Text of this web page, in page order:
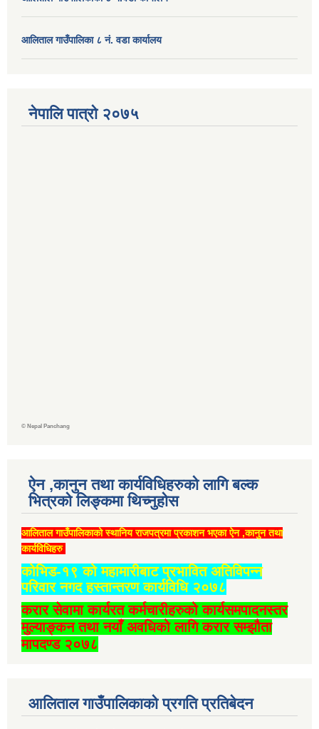
आलिताल गाउँपालिका ८ नं. वडा कार्यालय
नेपालि पात्रो २०७५
© Nepal Panchang
ऐन ,कानुन तथा कार्यविधिहरुको लागि बल्क
भित्रको लिङ्कमा थिच्‍नुहोस
आलिताल गाउँपालिकाको स्थानिय राजपत्रमा प्रकाशन भएका ऐन ,कानुन तथा
कार्यविधिहरु
कोभिड-१९ को महामारीबाट प्रभावित अतिविपन्न
परिवार नगद हस्तान्तरण कार्यविधि २०७८
करार सेवामा कार्यरत कर्मचारीहरुको कार्यसमपादनस्तर
मुल्याङ्कन तथा नयाँ अवधिको लागि करार सम्झौता
मापदण्ड २०७८
आलिताल गाउँपालिकाको प्रगति प्रतिबेदन